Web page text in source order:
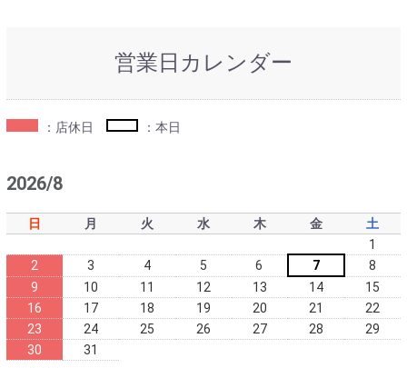
営業日カレンダー
：店休日 ：本日
2026/8
日 月 火 水 木 金
土
1
2
3 4 5 6 7
8
9
10 11 12 13 14
15
16
17 18 19 20 21
22
23
24 25 26 27 28
29
30
31